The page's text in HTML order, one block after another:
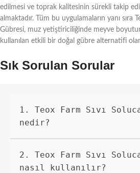
edilmesi ve toprak kalitesinin sürekli takip
almaktadır. Tüm bu uygulamaların yanı sıra
Gübresi, muz yetiştiriciliğinde meyve
kullanılan etkili bir doğal gübre alternatifi
Sık Sorulan Sorular
1. Teox Farm Sıvı
nedir?
gübresi üretimi yapan bir
yöntemlerle ürettikleri
2. Teox Farm Sıvı
nasıl kullanılır?